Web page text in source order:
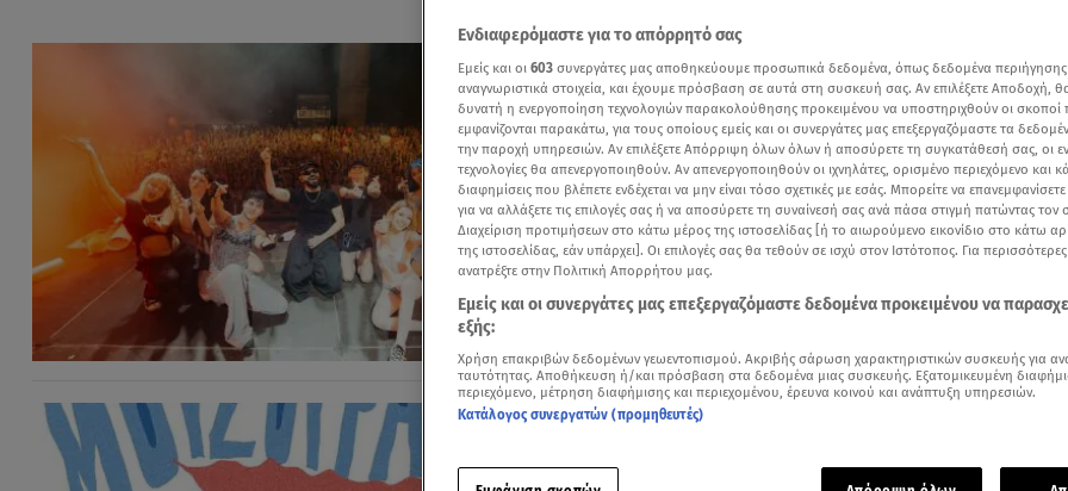
01.07.26, 17:10
Ο Ακύλας έγραψε ιστορία στην
ένα εκρηκτικό sold out show!
Xιλιάδες θεατές δημιούργησαν μια μοναδική
Ενδιαφερόμαστε για το απόρρητό σας
Εμείς και οι 603 συνεργάτες μας αποθηκεύουμε προσωπικά δεδομένα, όπως δεδομένα
αναγνωριστικά στοιχεία, και έχουμε πρόσβαση σε αυτά στη συσκευή σας. Αν επιλέξετε Αποδοχή,
δυνατή η ενεργοποίηση τεχνολογιών παρακολούθησης προκειμένου να υποστηριχθούν οι σκοποί
εμφανίζονται παρακάτω, για τους οποίους εμείς και οι συνεργάτες μας επεξεργαζόμαστε τα
την παροχή υπηρεσιών. Αν επιλέξετε Απόρριψη όλων όλων ή αποσύρετε τη συγκατάθεσή σας, οι
τεχνολογίες θα απενεργοποιηθούν. Αν απενεργοποιηθούν οι ιχνηλάτες, ορισμένο περιεχόμενο και
διαφημίσεις που βλέπετε ενδέχεται να μην είναι τόσο σχετικές με εσάς. Μπορείτε να
για να αλλάξετε τις επιλογές σας ή να αποσύρετε τη συναίνεσή σας ανά πάσα στιγμή πατώντας τον
Διαχείριση προτιμήσεων στο κάτω μέρος της ιστοσελίδας [ή το αιωρούμενο εικονίδιο στο κάτω
της ιστοσελίδας, εάν υπάρχει]. Οι επιλογές σας θα τεθούν σε ισχύ στον Ιστότοπος. Για
ανατρέξτε στην Πολιτική Απορρήτου μας.
Εμείς και οι συνεργάτες μας επεξεργαζόμαστε δεδομένα προκειμένου να
εξής:
Χρήση επακριβών δεδομένων γεωεντοπισμού. Ακριβής σάρωση χαρακτηριστικών συσκευής για
ταυτότητας. Αποθήκευση ή/και πρόσβαση στα δεδομένα μιας συσκευής. Εξατομικευμένη
περιεχόμενο, μέτρηση διαφήμισης και περιεχομένου, έρευνα κοινού και ανάπτυξη υπηρεσιών.
Κατάλογος συνεργατών (προμηθευτές)